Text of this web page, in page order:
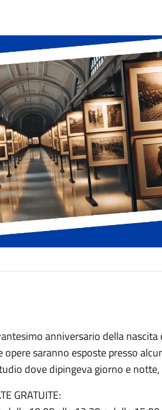
anniversario della
opere saranno esposte presso
dove dipingeva giorno e
GRATUITE: